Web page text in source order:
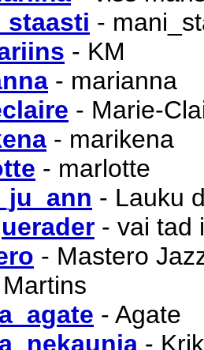
-
- KM
- marianna
- Marie-
- marikena
- marlotte
- Lauku
- vai tad
- Mastero
- Agate
-